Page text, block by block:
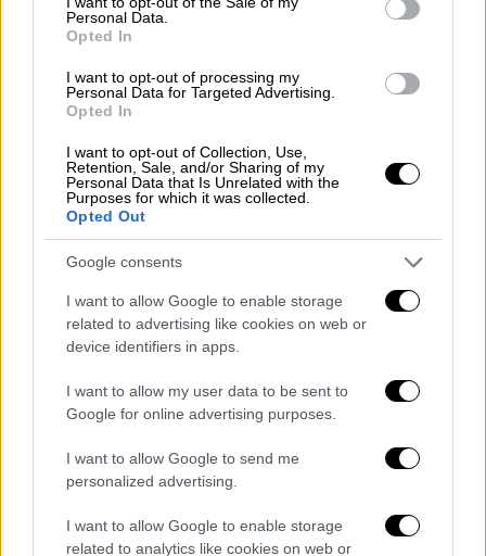
Personal Data.
Opted In
I want to opt-out of processing my
Personal Data for Targeted Advertising.
Opted In
I want to opt-out of Collection, Use,
Retention, Sale, and/or Sharing of my
Personal Data that Is Unrelated with the
Purposes for which it was collected.
Opted Out
Google consents
I want to allow Google to enable storage
related to advertising like cookies on web or
device identifiers in apps.
I want to allow my user data to be sent to
Google for online advertising purposes.
I want to allow Google to send me
personalized advertising.
I want to allow Google to enable storage
related to analytics like cookies on web or
View this post on Instagram
Η Τζίνα και ο Ιεν, που μοιράζονται κοινό
πάθος για την ιππασία, επισημοποίησαν τη
σχέση τους έπειτα από σχεδόν επτά χρόνια
γνωριμίας. Παρά τα δημοσιεύματα,
υπήρξε επιβεβαίωση αν ο πατέρας της Τζίνα,
Μίκαελ Σουμάχερ, ήταν παρών στην
εκδήλωση . Ο Σουμάχερ, ο οποίος πρόσφατα
μακριά από τη δημόσια ζωή μετά το σοβαρό
ατύχημα που είχε στο σκι πριν από μία
δεκαετία.